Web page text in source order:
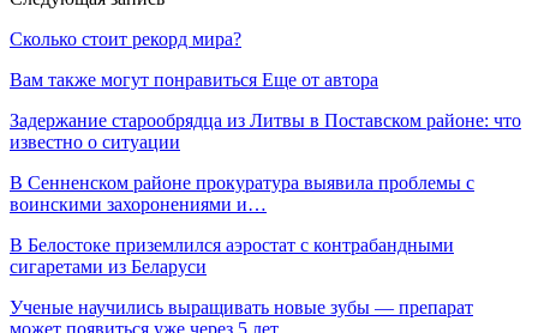
Сколько стоит рекорд мира?
Вам также могут понравиться Еще от автора
Задержание старообрядца из Литвы в Поставском районе: что
известно о ситуации
В Сенненском районе прокуратура выявила проблемы с
воинскими захоронениями и…
В Белостоке приземлился аэростат с контрабандными
сигаретами из Беларуси
Ученые научились выращивать новые зубы — препарат
может появиться уже через 5 лет